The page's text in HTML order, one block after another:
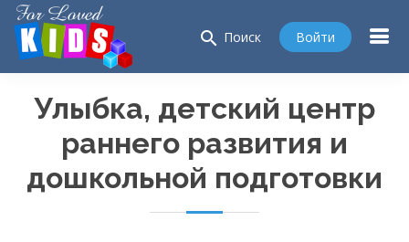
search Поиск Войти
Улыбка, детский центр
раннего развития и
дошкольной подготовки